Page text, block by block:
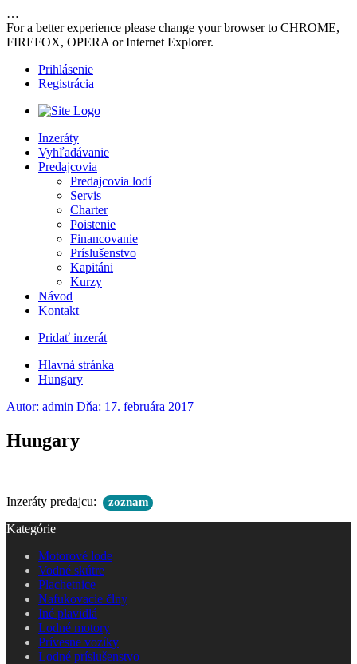
…
For a better experience please change your browser to CHROME,
FIREFOX, OPERA or Internet Explorer.
Prihlásenie
Registrácia
Inzeráty
Vyhľadávanie
Predajcovia
Predajcovia lodí
Servis
Charter
Poistenie
Financovanie
Príslušenstvo
Kapitáni
Kurzy
Návod
Kontakt
Pridať inzerát
Hlavná stránka
Hungary
Autor: admin Dňa: 17. februára 2017
Hungary
Inzeráty predajcu: zoznam
Kategórie
Motorové lode
Vodné skútre
Plachetnice
Nafukovacie člny
Iné plavidlá
Lodné motory
Prívesne vozíky
Lodné príslušenstvo